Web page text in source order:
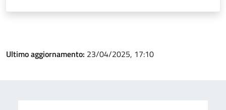
Ultimo aggiornamento: 23/04/2025, 17:10